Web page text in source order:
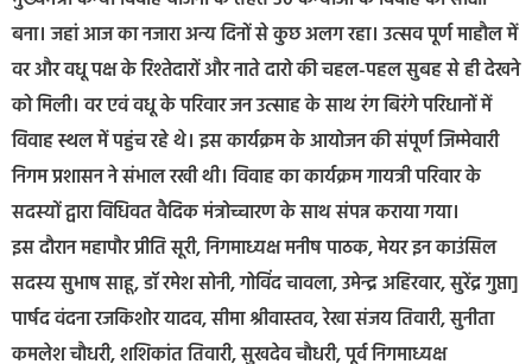
बना। जहां आज का नजारा अन्य दिनों से कुछ अलग रहा। उत्सव पूर्ण माहौल में
वर और वधू पक्ष के रिश्तेदारों और नाते दारो की चहल-पहल सुबह से ही देखने
को मिली। वर एवं वधू के परिवार जन उत्साह के साथ रंग बिरंगे परिधानों में
विवाह स्थल में पहुंच रहे थे। इस कार्यक्रम के आयोजन की संपूर्ण जिम्मेवारी
निगम प्रशासन ने संभाल रखी थी। विवाह का कार्यक्रम गायत्री परिवार के
सदस्यों द्वारा विधिवत वैदिक मंत्रोच्चारण के साथ संपन्न कराया गया।
इस दौरान महापौर प्रीति सूरी, निगमाध्यक्ष मनीष पाठक, मेयर इन काउंसिल
सदस्य सुभाष साहू, डॉ रमेश सोनी, गोविंद चावला, उमेन्द्र अहिरवार, सुरेंद्र गुप्ता]
पार्षद वंदना रजकिशोर यादव, सीमा श्रीवास्तव, रेखा संजय तिवारी, सुनीता
कमलेश चौधरी, शशिकांत तिवारी, सुखदेव चौधरी, पूर्व निगमाध्यक्ष